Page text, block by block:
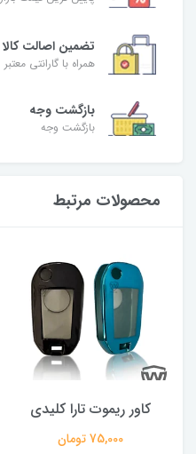
تضمین اصالت کالا
همراه با گارانتی معتبر
بازگشت وجه
بازگشت وجه
محصولات مرتبط
کاور ریموت تارا کلیدی
75,000 تومان